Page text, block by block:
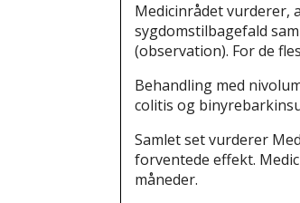
Medicinrådet vurderer,
sygdomstilbagefald
(observation). For de
Behandling med
colitis og
Samlet set vurderer
forventede effekt.
måneder.